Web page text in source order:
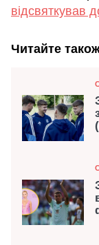
відсвяткував
Читайте